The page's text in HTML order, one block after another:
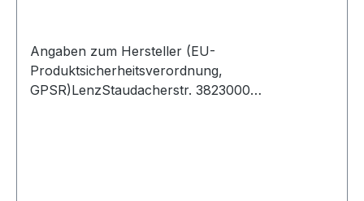
Angaben zum Hersteller (EU-
Produktsicherheitsverordnung,
GPSR)LenzStaudacherstr. 3823000